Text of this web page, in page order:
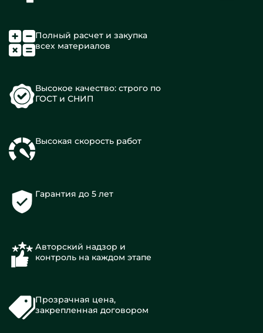
Полный расчет и закупка
всех материалов
Высокое качество: строго по
ГОСТ и СНИП
Высокая скорость работ
Гарантия до 5 лет
Авторский надзор и
контроль на каждом этапе
Прозрачная цена,
закрепленная договором